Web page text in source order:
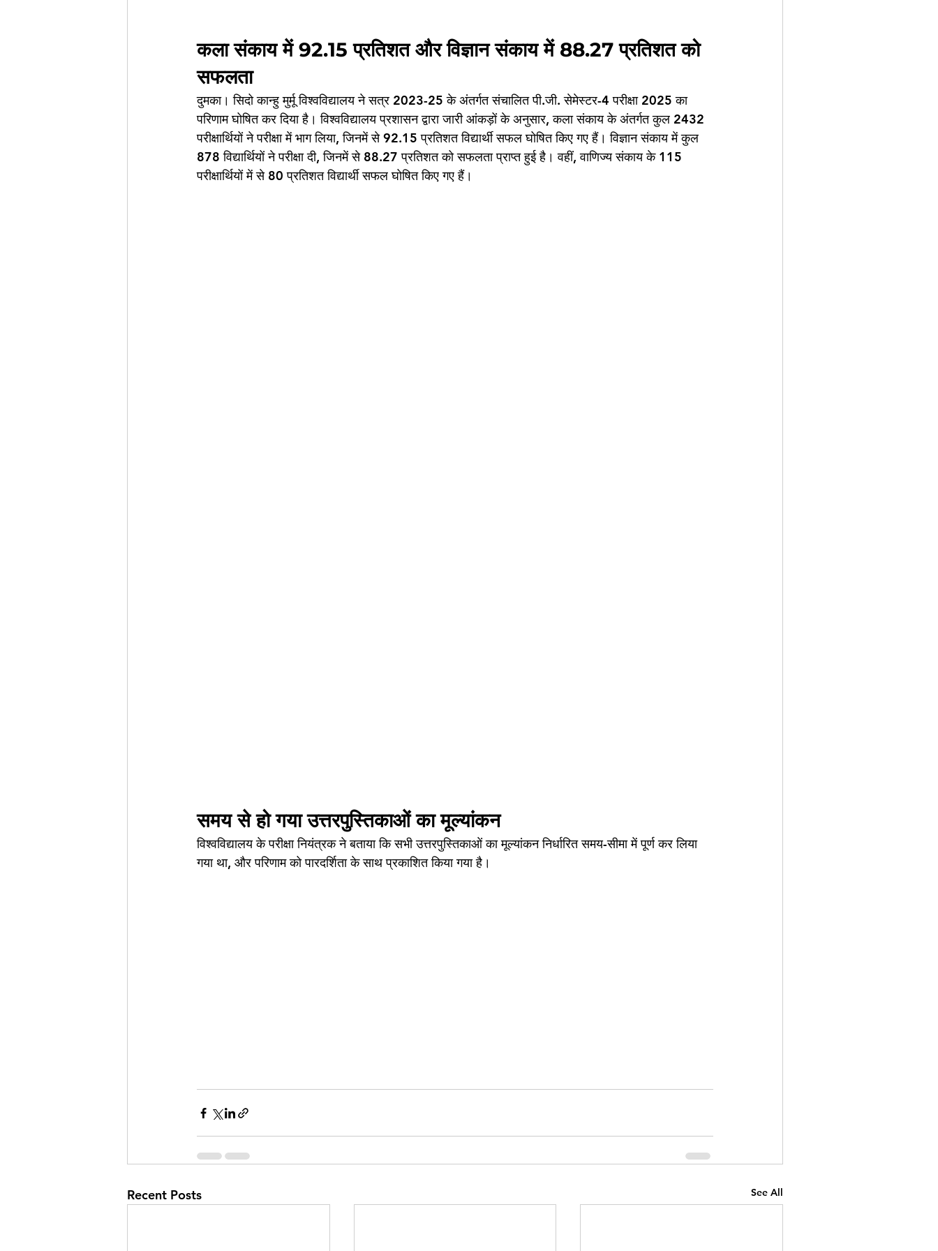
कला संकाय में 92.15 प्रतिशत और विज्ञान संकाय में 88.27 प्रतिशत को
सफलता
दुमका। सिदो कान्हु मुर्मू विश्वविद्यालय ने सत्र 2023-25 के अंतर्गत संचालित पी.जी. सेमेस्टर-4 परीक्षा 2025 का
परिणाम घोषित कर दिया है। विश्वविद्यालय प्रशासन द्वारा जारी आंकड़ों के अनुसार, कला संकाय के अंतर्गत कुल 2432
परीक्षार्थियों ने परीक्षा में भाग लिया, जिनमें से 92.15 प्रतिशत विद्यार्थी सफल घोषित किए गए हैं। विज्ञान संकाय में कुल
878 विद्यार्थियों ने परीक्षा दी, जिनमें से 88.27 प्रतिशत को सफलता प्राप्त हुई है। वहीं, वाणिज्य संकाय के 115
परीक्षार्थियों में से 80 प्रतिशत विद्यार्थी सफल घोषित किए गए हैं।
समय से हो गया उत्तरपुस्तिकाओं का मूल्यांकन
विश्वविद्यालय के परीक्षा नियंत्रक ने बताया कि सभी उत्तरपुस्तिकाओं का मूल्यांकन निर्धारित समय-सीमा में पूर्ण कर लिया
गया था, और परिणाम को पारदर्शिता के साथ प्रकाशित किया गया है।
Recent Posts See All